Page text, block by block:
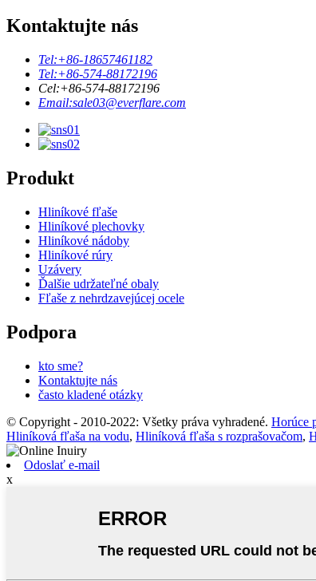
Kontaktujte nás
Tel:+86-18657461182
Tel:+86-574-88172196
Cel:+86-574-88172196
Email:sale03@everflare.com
Produkt
Hliníkové fľaše
Hliníkové plechovky
Hliníkové nádoby
Hliníkové rúry
Uzávery
Ďalšie udržateľné obaly
Fľaše z nehrdzavejúcej ocele
Podpora
kto sme?
Kontaktujte nás
často kladené otázky
© Copyright - 2010-2022: Všetky práva vyhradené. Horúce
Hliníková fľaša na vodu, Hliníková fľaša s rozprašovačom,
Odoslať e-mail
x